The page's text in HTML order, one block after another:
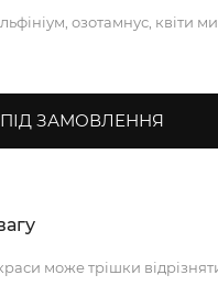
озотамнус, квіти
ПІД ЗАМОВЛЕННЯ
може трішки